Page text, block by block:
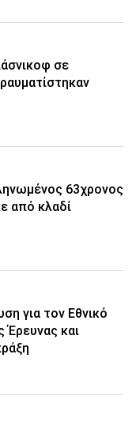
σε
63χρονος
από κλαδί
για τον Εθνικό
Έρευνας και